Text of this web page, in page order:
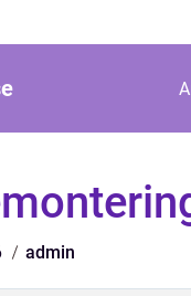
admin